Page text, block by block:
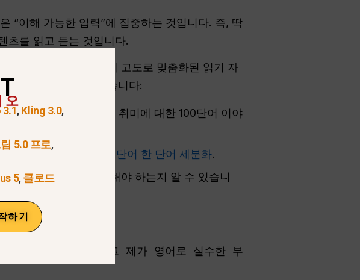
“이해 가능한 입력”에 집중하는 것입니다. 즉, 딱
츠를 읽고 듣는 것입니다.
있습니다. 대신 AI에게 고도로 맞춤화된 읽기 자
하는지는 다음과 같습니다:
만 사용하여 일상적인 취미에 대한 100단어 이야
과 같이 말하세요. 한 단어 한 단어 세분화.
명해 주면 언제 사용해야 하는지 알 수 있습니
인어로 저와 대화하고 제가 영어로 실수한 부
3.1,Kling 3.0,
5.0 프로,
5,클로드
하기